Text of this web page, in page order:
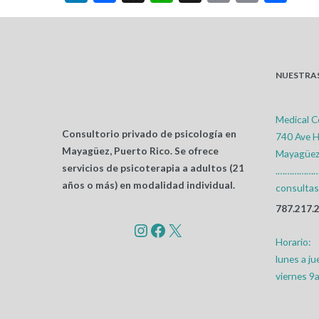
Link
Consultorio privado de psicología en
Mayagüez, Puerto Rico. Se ofrece
servicios de psicoterapia a adultos (21
años o más) en modalidad individual.
Instagram
Facebook
X
Medical
740 Ave
Horario:
lunes a
viernes